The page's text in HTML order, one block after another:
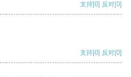
支持[0] 反对[0]
支持[0] 反对[0]